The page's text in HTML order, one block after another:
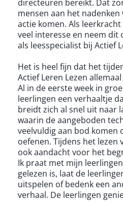
directeuren bereikt. Dat
mensen aan het
actie komen. Als
veel interesse en neem dit
als leesspecialist bij Actief
Het is heel fijn dat het
Actief Leren Lezen
Al in de eerste week in
leerlingen een verhaaltje
breidt zich al snel uit naar
waarin de aangeboden
veelvuldig aan bod komen
oefenen. Tijdens het lezen
ook aandacht voor het
Ik praat met mijn
gelezen is, laat de
uitspelen of bedenk een
verhaal. De leerlingen